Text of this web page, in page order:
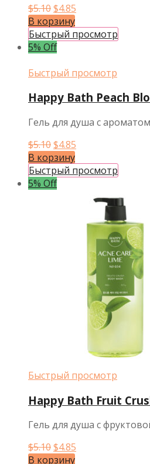
$5.10Первоначальная
цена
составляла
$5.10.
$4.85
$4.85.
В корзину
Быстрый просмотр
5% Off
Быстрый просмотр
Happy Bath Peach
Гель для душа с
$5.10Первоначальная
цена
составляла
$5.10.
$4.85
$4.85.
В корзину
Быстрый просмотр
5% Off
Быстрый просмотр
Happy Bath Fruit
Гель для душа с
$5.10Первоначальная
цена
$4.85
В корзину